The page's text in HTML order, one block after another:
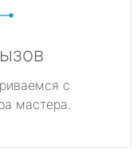
с
мастера.